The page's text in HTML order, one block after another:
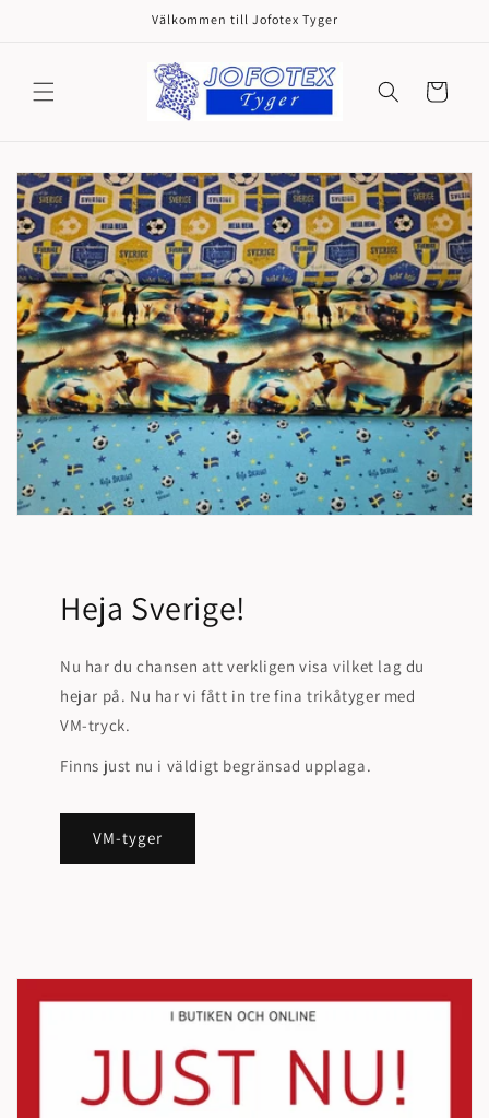
Välkommen till Jofotex Tyger
Varukorg
Heja Sverige!
Nu har du chansen att verkligen visa vilket lag du
hejar på. Nu har vi fått in tre fina trikåtyger med
VM-tryck.
Finns just nu i väldigt begränsad upplaga.
VM-tyger